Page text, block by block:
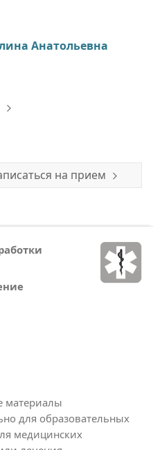
Анатольевна
на прием
материалы
для образовательных
медицинских